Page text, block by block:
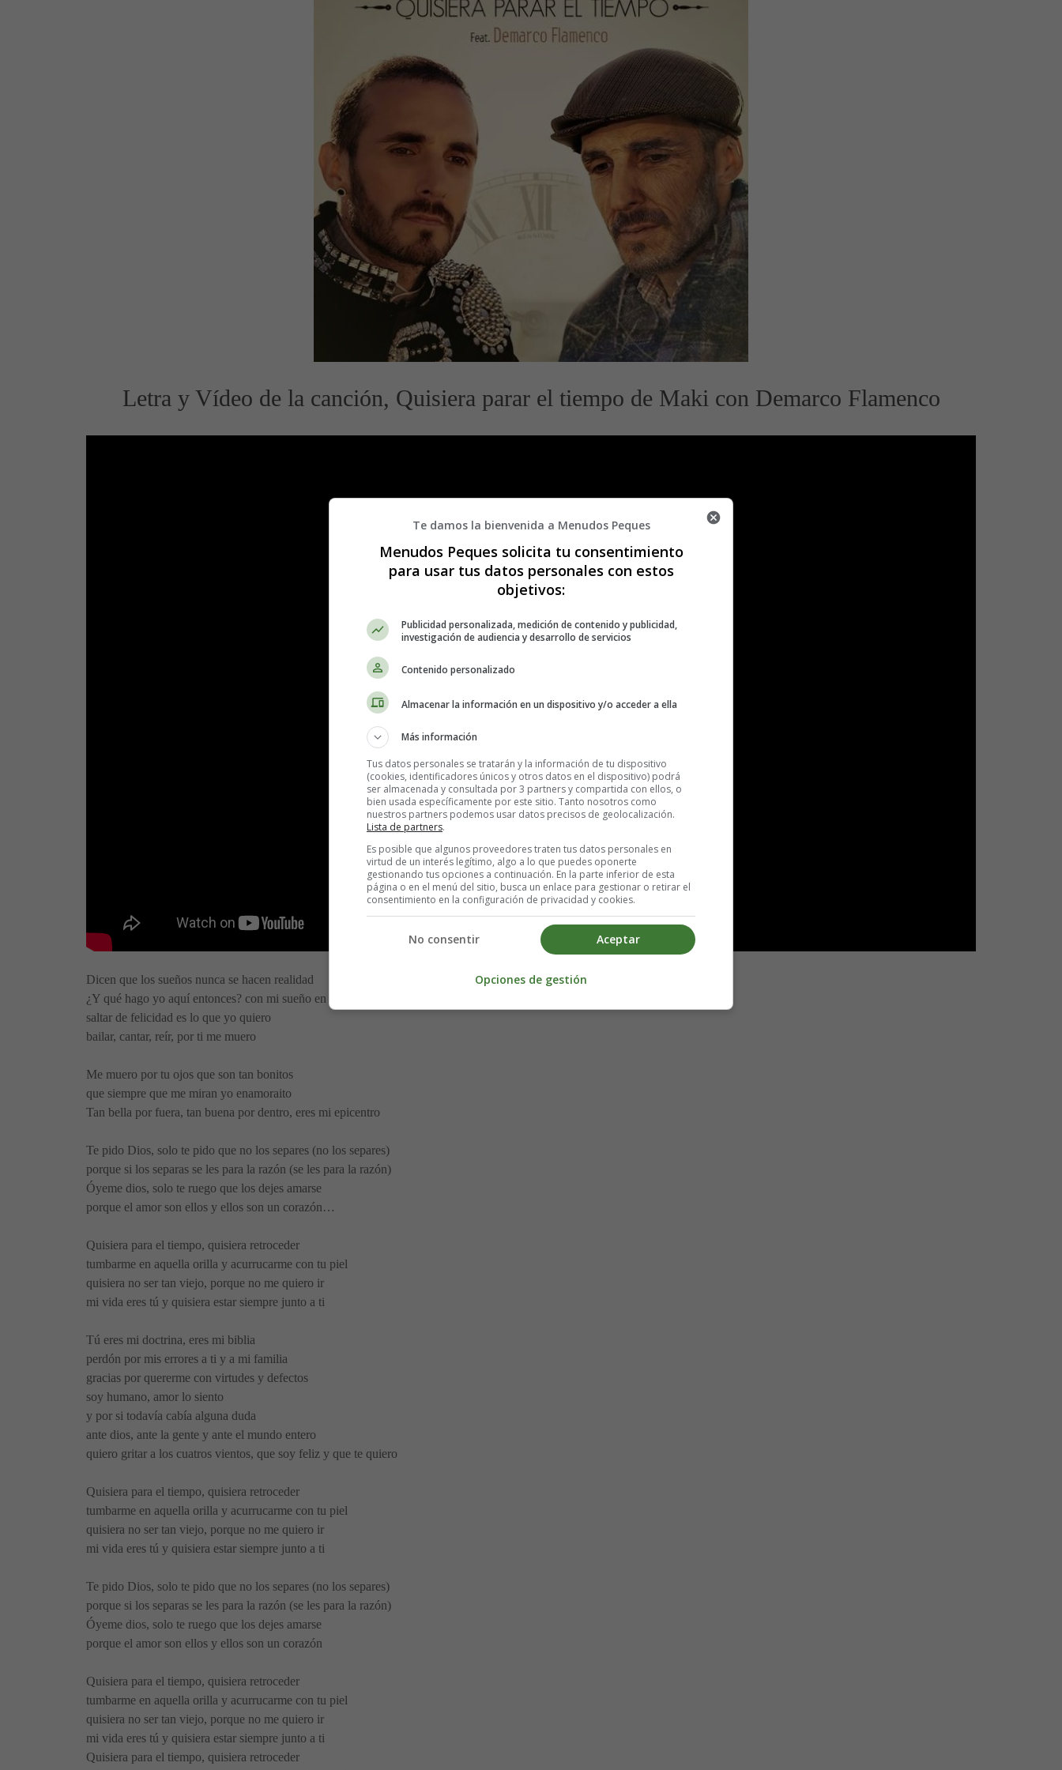
Letra y Vídeo de la canción, Quisiera parar el tiempo de Maki con Demarco Flamenco
Dicen que los sueños nunca se hacen realidad
¿Y qué hago yo aquí entonces? con mi sueño en el altar
saltar de felicidad es lo que yo quiero
bailar, cantar, reír, por ti me muero
Me muero por tu ojos que son tan bonitos
que siempre que me miran yo enamoraito
Tan bella por fuera, tan buena por dentro, eres mi epicentro
Te pido Dios, solo te pido que no los separes (no los separes)
porque si los separas se les para la razón (se les para la razón)
Óyeme dios, solo te ruego que los dejes amarse
porque el amor son ellos y ellos son un corazón…
Quisiera para el tiempo, quisiera retroceder
tumbarme en aquella orilla y acurrucarme con tu piel
quisiera no ser tan viejo, porque no me quiero ir
mi vida eres tú y quisiera estar siempre junto a ti
Tú eres mi doctrina, eres mi biblia
perdón por mis errores a ti y a mi familia
gracias por quererme con virtudes y defectos
soy humano, amor lo siento
y por si todavía cabía alguna duda
ante dios, ante la gente y ante el mundo entero
quiero gritar a los cuatros vientos, que soy feliz y que te quiero
Quisiera para el tiempo, quisiera retroceder
tumbarme en aquella orilla y acurrucarme con tu piel
quisiera no ser tan viejo, porque no me quiero ir
mi vida eres tú y quisiera estar siempre junto a ti
Te pido Dios, solo te pido que no los separes (no los separes)
porque si los separas se les para la razón (se les para la razón)
Óyeme dios, solo te ruego que los dejes amarse
porque el amor son ellos y ellos son un corazón
Quisiera para el tiempo, quisiera retroceder
tumbarme en aquella orilla y acurrucarme con tu piel
quisiera no ser tan viejo, porque no me quiero ir
mi vida eres tú y quisiera estar siempre junto a ti
Quisiera para el tiempo, quisiera retroceder
Te damos la bienvenida a Menudos Peques
Menudos Peques solicita tu consentimiento
para usar tus datos personales con estos
objetivos:
Publicidad personalizada, medición de contenido y publicidad,
investigación de audiencia y desarrollo de servicios
Contenido personalizado
Almacenar la información en un dispositivo y/o acceder a ella
Más información
Tus datos personales se tratarán y la información de tu dispositivo
(cookies, identificadores únicos y otros datos en el dispositivo) podrá
ser almacenada y consultada por 3 partners y compartida con ellos, o
bien usada específicamente por este sitio. Tanto nosotros como
nuestros partners podemos usar datos precisos de geolocalización.
Lista de partners.
Es posible que algunos proveedores traten tus datos personales en
virtud de un interés legítimo, algo a lo que puedes oponerte
gestionando tus opciones a continuación. En la parte inferior de esta
página o en el menú del sitio, busca un enlace para gestionar o retirar el
consentimiento en la configuración de privacidad y cookies.
Aceptar
No consentir
Opciones de gestión